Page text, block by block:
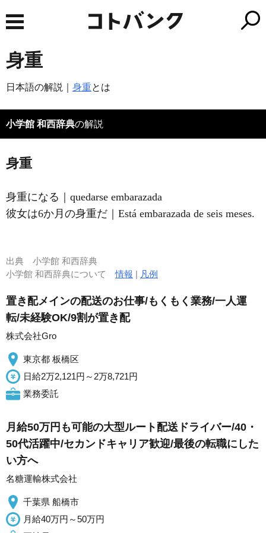
身重
日本語の解説｜ 身重とは
小学館 和西辞典の解説
身重
身重になる｜quedarse embarazada
彼女は6か月の身重だ｜Está embarazada de seis meses.
出典 小学館 和西辞典
小学館 和西辞典について情報 | 凡例
置き配メインの配送のお仕事/もくもく業務/一人運
転/未経験OK/9割が置き配
株式会社Gro
東京都 板橋区
日給2万2,121円～2万8,721円
業務委託
月給50万円も可能の大型ルート配送ドライバー/40・
50代活躍中/セカンドキャリア歓迎/最後の転職にした
い方へ
名糖運輸株式会社
千葉県 船橋市
月給40万円～50万円